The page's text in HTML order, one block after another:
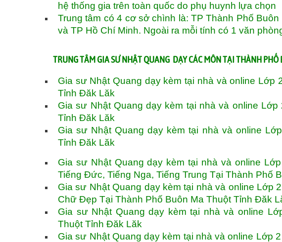
hệ thống gia trên toàn quốc do phụ huynh lựa chọn
Trung tâm có 4 cơ sở chình là: TP Thành Phố
và TP Hồ Chí Minh. Ngoài ra mỗi tính có 1 văn
TRUNG TÂM GIA SƯ NHẬT QUANG DẠY CÁC MÔN TẠI THÀNH
Gia sư Nhật Quang dạy kèm tại nhà và online
Tỉnh Đăk Lăk
Gia sư Nhật Quang dạy kèm tại nhà và online
Tỉnh Đăk Lăk
Gia sư Nhật Quang dạy kèm tại nhà và online
Tỉnh Đăk Lăk
Gia sư Nhật Quang dạy kèm tại nhà và online
Tiếng Đức, Tiếng Nga, Tiếng Trung Tại Thành Phố
Gia sư Nhật Quang dạy kèm tại nhà và online Lớp
Chữ Đẹp Tại Thành Phố Buôn Ma Thuột Tỉnh Đăk
Gia sư Nhật Quang dạy kèm tại nhà và online
Thuột Tỉnh Đăk Lăk
Gia sư Nhật Quang dạy kèm tại nhà và online Lớp